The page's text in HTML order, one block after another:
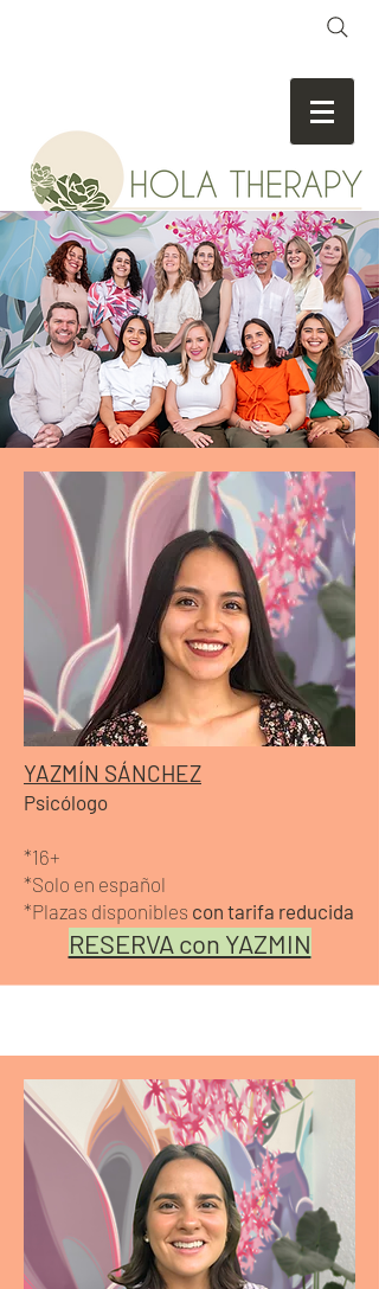
YAZMÍN SÁNCHEZ
Psicólogo
*16+
*Solo en español
*Plazas disponibles con tarifa reducida
RESERVA con YAZMIN